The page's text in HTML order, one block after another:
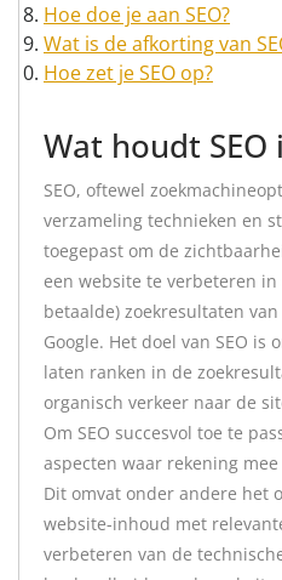
Hoe doe je aan SEO?
Wat is de afkorting van
Hoe zet je SEO op?
Wat houdt SEO
SEO, oftewel
verzameling technieken en
toegepast om de
een website te verbeteren
betaalde) zoekresultaten
Google. Het doel van SEO is
laten ranken in de
organisch verkeer naar de
Om SEO succesvol toe te
aspecten waar rekening
Dit omvat onder andere het
website-inhoud met
verbeteren van de